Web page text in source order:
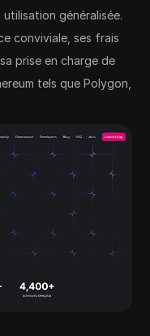
généralisée.
conviviale, ses frais
prise en charge de
tels que Polygon,